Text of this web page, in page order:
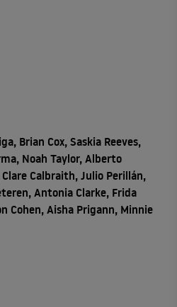
Brian Cox, Saskia Reeves,
Noah Taylor, Alberto
Calbraith, Julio Perillán,
Antonia Clarke, Frida
Cohen, Aisha Prigann, Minnie